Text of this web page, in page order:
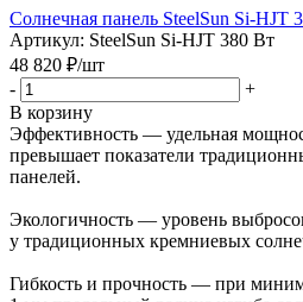
Солнечная панель SteelSun Si-HJT
Артикул: SteelSun Si-HJT 380 Вт
48 820 ₽/шт
-
+
В корзину
Эффективность — удельная
превышает показатели
панелей.
Экологичность — уровень
у традиционных кремниевых
Гибкость и прочность — при